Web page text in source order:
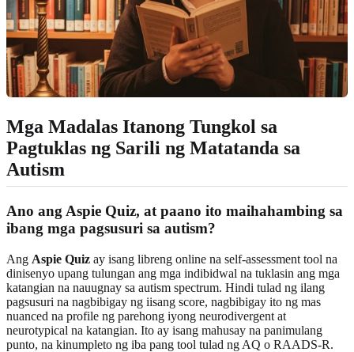
Mga Madalas Itanong Tungkol sa
Pagtuklas ng Sarili ng Matatanda sa
Autism
Ano ang Aspie Quiz, at paano ito maihahambing sa
ibang mga pagsusuri sa autism?
Ang Aspie Quiz ay isang libreng online na self-assessment tool na
dinisenyo upang tulungan ang mga indibidwal na tuklasin ang mga
katangian na nauugnay sa autism spectrum. Hindi tulad ng ilang
pagsusuri na nagbibigay ng iisang score, nagbibigay ito ng mas
nuanced na profile ng parehong iyong neurodivergent at
neurotypical na katangian. Ito ay isang mahusay na panimulang
punto, na kinumpleto ng iba pang tool tulad ng AQ o RAADS-R.